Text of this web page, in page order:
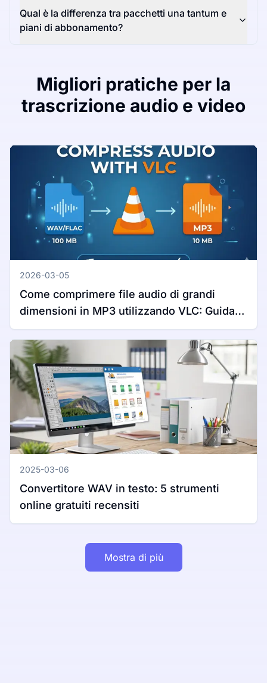
Qual è la differenza tra pacchetti una tantum e
piani di abbonamento?
Migliori pratiche per la
trascrizione audio e video
2026-03-05
Come comprimere file audio di grandi
dimensioni in MP3 utilizzando VLC: Guida
completa per Windows e Mac
2025-03-06
Convertitore WAV in testo: 5 strumenti
online gratuiti recensiti
Mostra di più